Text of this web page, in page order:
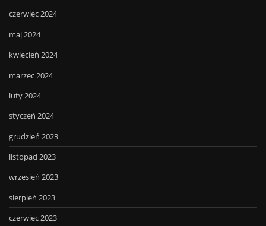
czerwiec 2024
maj 2024
kwiecień 2024
marzec 2024
luty 2024
styczeń 2024
grudzień 2023
listopad 2023
wrzesień 2023
sierpień 2023
czerwiec 2023